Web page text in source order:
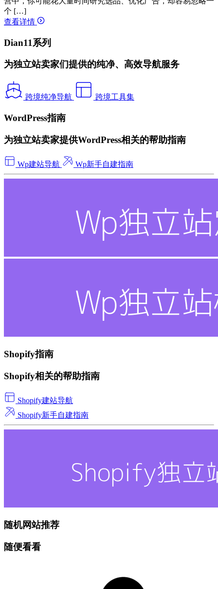
个 […]
查看详情
Dian11系列
为独立站卖家们提供的纯净、高效导航服务
跨境纯净导航 跨境工具集
WordPress指南
为独立站卖家提供WordPress相关的帮助指南
Wp建站导航 Wp新手自建指南
Shopify指南
Shopify相关的帮助指南
Shopify建站导航
Shopify新手自建指南
随机网站推荐
随便看看